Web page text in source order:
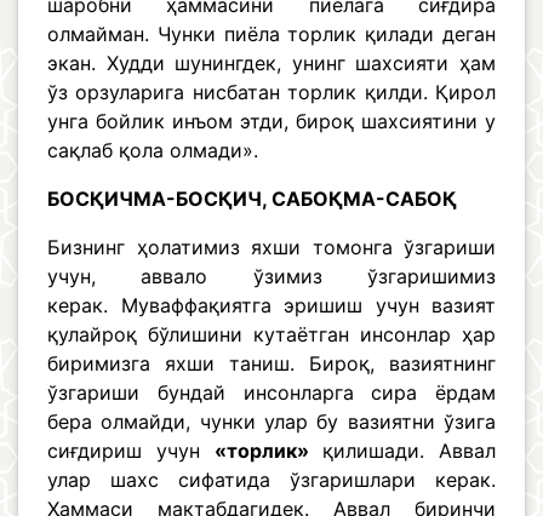
шаробни ҳаммасини пиёлага сиғдира
олмайман. Чунки пиёла торлик қилади деган
экан. Худди шунингдек, унинг шахсияти ҳам
ўз орзуларига нисбатан торлик қилди. Қирол
унга бойлик инъом этди, бироқ шахсиятини у
сақлаб қола олмади».
БОСҚИЧМА-БОСҚИЧ, САБОҚМА-САБОҚ
Бизнинг ҳолатимиз яхши томонга ўзгариши
учун, аввало ўзимиз ўзгаришимиз
керак. Муваффақиятга эришиш учун вазият
қулайроқ бўлишини кутаётган инсонлар ҳар
биримизга яхши таниш. Бироқ, вазиятнинг
ўзгариши бундай инсонларга сира ёрдам
бера олмайди, чунки улар бу вазиятни ўзига
сиғдириш учун «торлик» қилишади. Аввал
улар шахс сифатида ўзгаришлари керак.
Ҳаммаси мактабдагидек. Аввал биринчи